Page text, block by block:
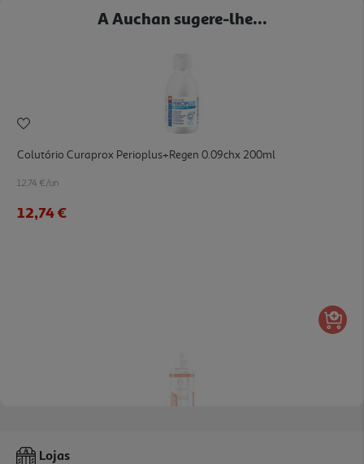
A Auchan sugere-lhe...
Colutório Curaprox Perioplus+regen 0.09chx 200ml
12.74 €/un
12,74 €
Elixir Elmex Anticáries 400ml
Lojas